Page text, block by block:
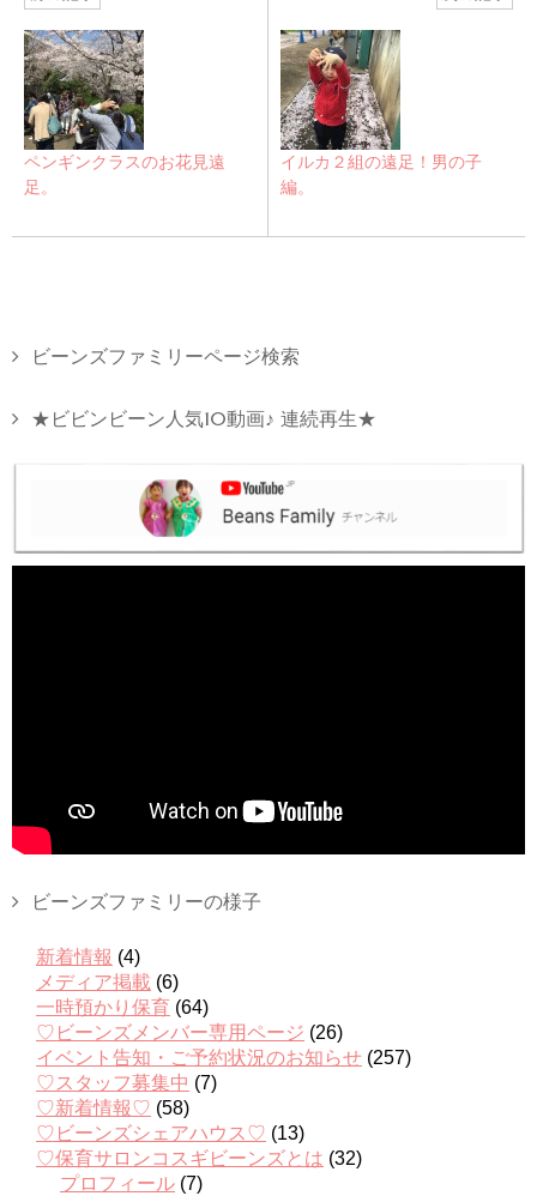
ペンギンクラスのお花見遠
足。
イルカ２組の遠足！男の子
編。
ビーンズファミリーページ検索
★ビビンビーン人気10動画♪ 連続再生★
ビーンズファミリーの様子
新着情報 (4)
メディア掲載 (6)
一時預かり保育 (64)
♡ビーンズメンバー専用ページ (26)
イベント告知・ご予約状況のお知らせ (257)
♡スタッフ募集中 (7)
♡新着情報♡ (58)
♡ビーンズシェアハウス♡ (13)
♡保育サロンコスギビーンズとは (32)
プロフィール (7)